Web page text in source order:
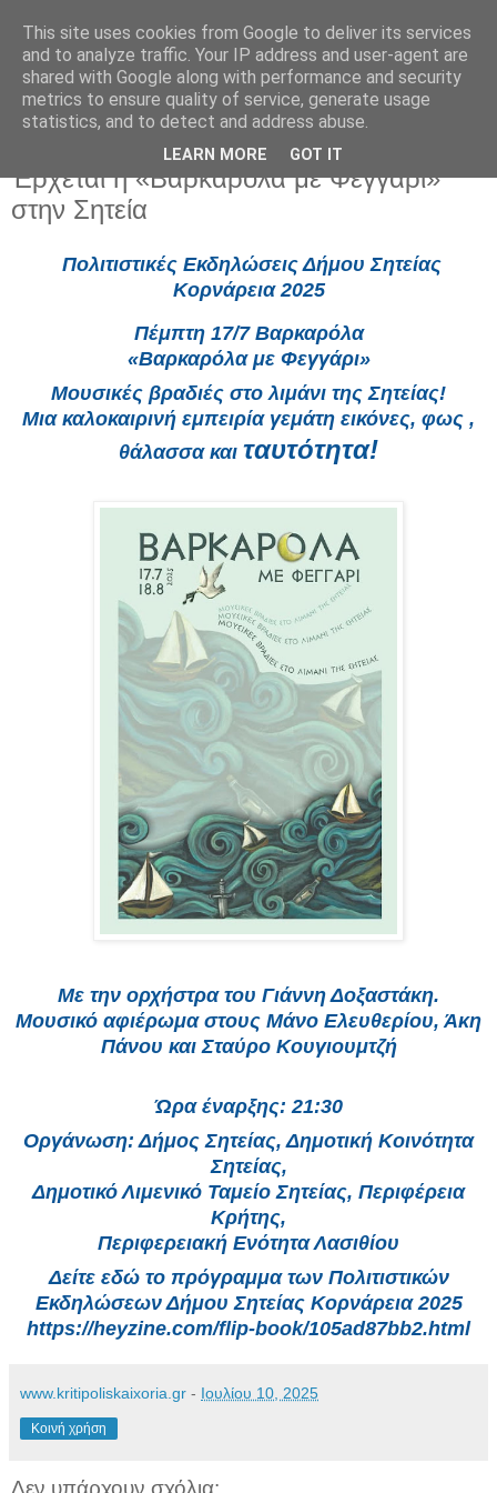
Πέμπτη 10 Ιουλίου 2025
Έρχεται η «Βαρκαρόλα με Φεγγάρι»
στην Σητεία
Πολιτιστικές Εκδηλώσεις Δήμου Σητείας
Κορνάρεια 2025
Πέμπτη 17/7 Βαρκαρόλα
«Βαρκαρόλα με Φεγγάρι»
Μουσικές βραδιές στο λιμάνι της Σητείας!
Μια καλοκαιρινή εμπειρία γεμάτη εικόνες, φως ,
θάλασσα και ταυτότητα!
Με την ορχήστρα του Γιάννη Δοξαστάκη.
Μουσικό αφιέρωμα στους Μάνο Ελευθερίου, Άκη
Πάνου και Σταύρο Κουγιουμτζή
Ώρα έναρξης: 21:30
Οργάνωση: Δήμος Σητείας, Δημοτική Κοινότητα
Σητείας,
Δημοτικό Λιμενικό Ταμείο Σητείας, Περιφέρεια
Κρήτης,
Περιφερειακή Ενότητα Λασιθίου
Δείτε εδώ το πρόγραμμα των Πολιτιστικών
Εκδηλώσεων Δήμου Σητείας Κορνάρεια 2025
https://heyzine.com/flip-book/105ad87bb2.html
www.kritipoliskaixoria.gr - Ιουλίου 10, 2025
Κοινή χρήση
Δεν υπάρχουν σχόλια:
This site uses cookies from Google to deliver its services
and to analyze traffic. Your IP address and user-agent are
shared with Google along with performance and security
metrics to ensure quality of service, generate usage
statistics, and to detect and address abuse.
LEARN MORE GOT IT